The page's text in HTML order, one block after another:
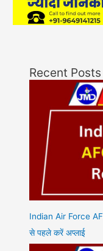
Recent Posts
Indian Air Force
से पहले करें अप्लाई